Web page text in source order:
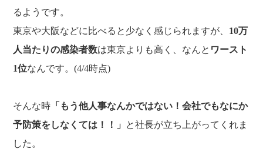
Retail business
Private brand products
沿革
零售业
募集制造公司
るようです。
東京や大阪などに比べると少なく感じられますが、 10万
人当たりの感染者数は東京よりも高く、なんと ワースト
1位なんです。(4/4時点)
そんな時 「もう他人事なんかではない！会社でもなにか
予防策をしなくては！！」 と社長が立ち上がってくれま
した。